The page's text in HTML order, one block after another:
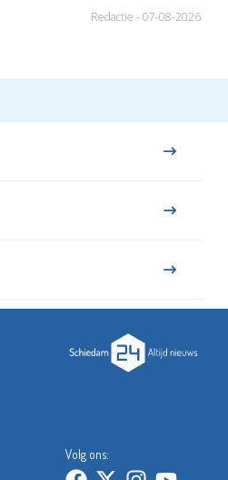
Redactie - 07-08-2026
Volg ons: